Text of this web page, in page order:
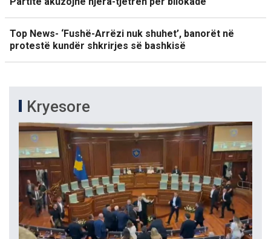
Top News- ‘Fushë-Arrëzi nuk shuhet’, banorët në
protestë kundër shkrirjes së bashkisë
Kryesore